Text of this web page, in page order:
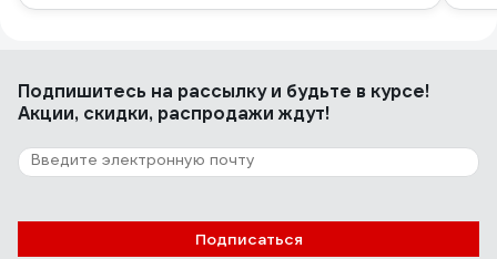
Подпишитесь на рассылкуи будьте в курсе!
Акции, скидки, распродажи ждут!
Подписаться